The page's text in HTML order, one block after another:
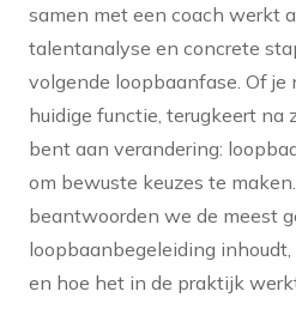
samen met een coach werkt
talentanalyse en concrete
volgende loopbaanfase. Of je
huidige functie, terugkeert na
bent aan verandering:
om bewuste keuzes te
beantwoorden we de meest
loopbaanbegeleiding
en hoe het in de praktijk